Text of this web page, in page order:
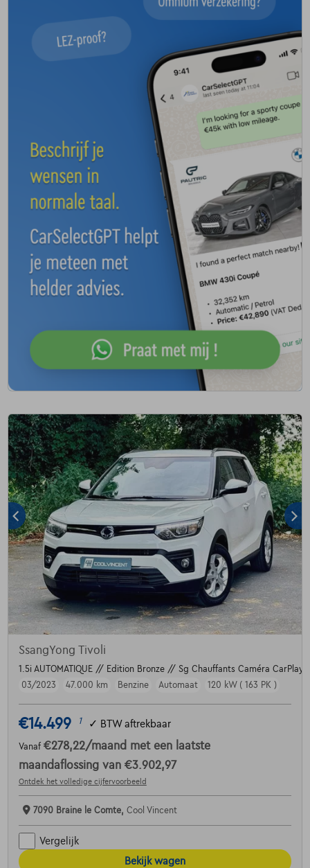
SsangYong Tivoli
1.5i AUTOMATIQUE // Edition Bronze // Sg Chauffants Caméra CarPlay
03/2023
47.000 km Benzine Automaat 120 kW ( 163 PK )
€14.499 1 ✓ BTW aftrekbaar
Vanaf €278,22/maand met een laatste
maandaflossing van €3.902,97
Ontdek het volledige cijfervoorbeeld
7090 Braine le Comte, Cool Vincent
Vergelijk
Bekijk wagen